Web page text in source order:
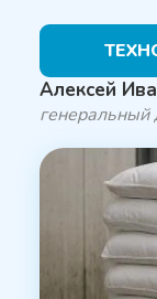
Алексей
генеральный